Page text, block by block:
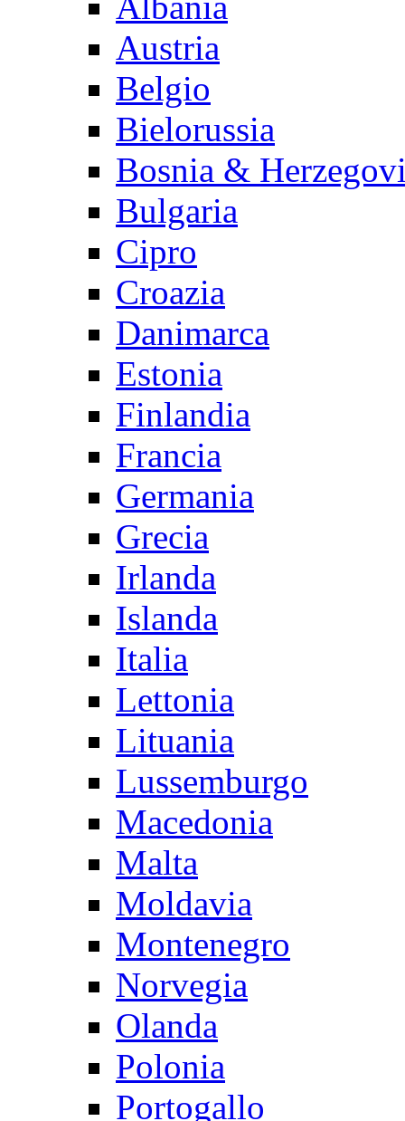
Austria
Belgio
Bielorussia
Bosnia &
Bulgaria
Cipro
Croazia
Danimarca
Estonia
Finlandia
Francia
Germania
Grecia
Irlanda
Islanda
Italia
Lettonia
Lituania
Lussemburgo
Macedonia
Malta
Moldavia
Montenegro
Norvegia
Olanda
Polonia
Portogallo